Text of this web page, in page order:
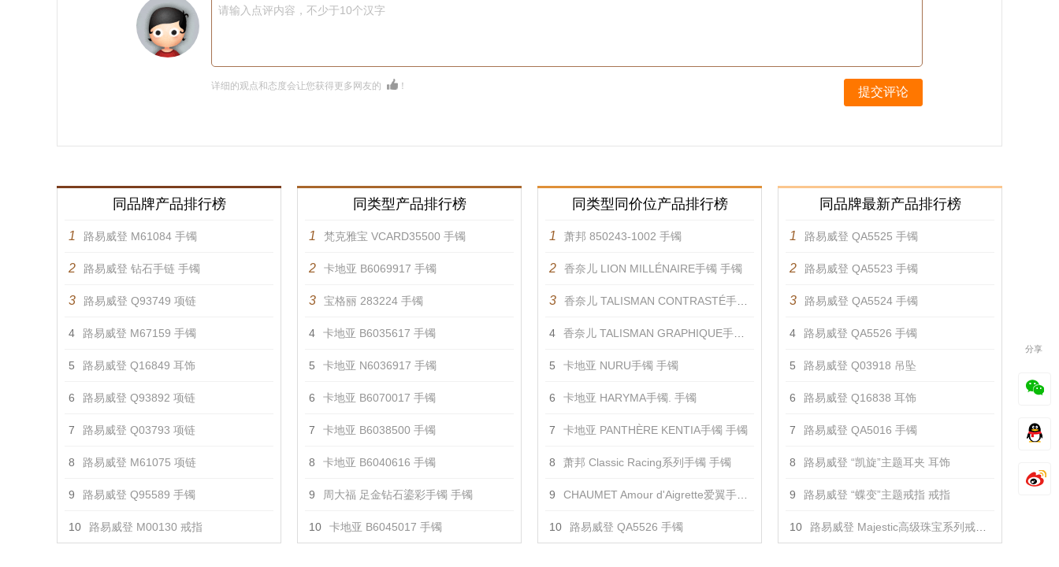
请输入点评内容，不少于10个汉字
详细的观点和态度会让您获得更多网友的 ！ 提交评论
同品牌产品排行榜
1 路易威登 M61084 手镯
2 路易威登 钻石手链 手镯
3 路易威登 Q93749 项链
4 路易威登 M67159 手镯
5 路易威登 Q16849 耳饰
6 路易威登 Q93892 项链
7 路易威登 Q03793 项链
8 路易威登 M61075 项链
9 路易威登 Q95589 手镯
10 路易威登 M00130 戒指
同类型产品排行榜
1 梵克雅宝 VCARD35500 手镯
2 卡地亚 B6069917 手镯
3 宝格丽 283224 手镯
4 卡地亚 B6035617 手镯
5 卡地亚 N6036917 手镯
6 卡地亚 B6070017 手镯
7 卡地亚 B6038500 手镯
8 卡地亚 B6040616 手镯
9 周大福 足金钻石鎏彩手镯 手镯
10 卡地亚 B6045017 手镯
同类型同价位产品排行榜
1 萧邦 850243-1002 手镯
2 香奈儿 LION MILLÉNAIRE手镯 手镯
3 香奈儿 TALISMAN CONTRASTÉ手镯 手镯
4 香奈儿 TALISMAN GRAPHIQUE手镯 手镯
5 卡地亚 NURU手镯 手镯
6 卡地亚 HARYMA手镯. 手镯
7 卡地亚 PANTHÈRE KENTIA手镯 手镯
8 萧邦 Classic Racing系列手镯 手镯
9 CHAUMET Amour d'Aigrette爱翼手镯 手镯
10 路易威登 QA5526 手镯
同品牌最新产品排行榜
1 路易威登 QA5525 手镯
2 路易威登 QA5523 手镯
3 路易威登 QA5524 手镯
4 路易威登 QA5526 手镯
5 路易威登 Q03918 吊坠
6 路易威登 Q16838 耳饰
7 路易威登 QA5016 手镯
8 路易威登 “凯旋”主题耳夹 耳饰
9 路易威登 “蝶变”主题戒指 戒指
10 路易威登 Majestic高级珠宝系列戒指 戒指
分享